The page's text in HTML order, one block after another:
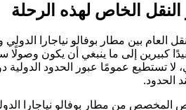
النقل الخاص لهذه الرحلة
العام بين مطار بوفالو نياجارا
كبيرين إلى ما ينبغي أن يكون
لا تستطيع عمومًا عبور الحدود
الحدود.